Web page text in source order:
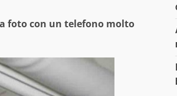
foto con un telefono molto